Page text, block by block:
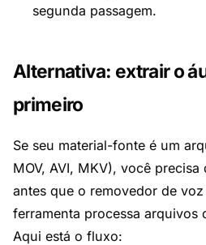
segunda passagem.
Alternativa: extrair o
primeiro
Se seu material-fonte é um
MOV, AVI, MKV), você
antes que o removedor de
ferramenta processa arquivos
Aqui está o fluxo: